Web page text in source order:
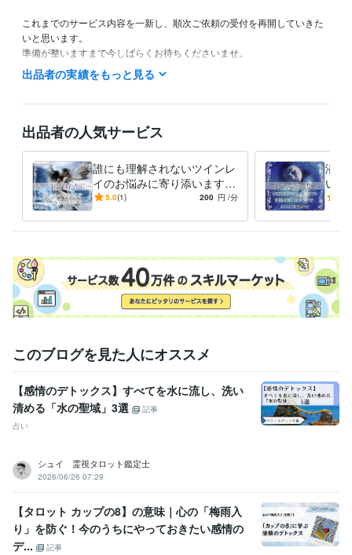
これまでのサービス内容を一新し、順次ご依頼の受付を再開していきた
いと思います。
準備が整いますまで今しばらくお待ちくださいませ。
必要としてくださるご依頼者さまに、今まで以上に寄り添ったサービス
どうぞよろしくお願い致します。
華美
資格・検定
レイキ・ヒーリング・ファースト・ディグリー 取得年 : 2006年
レイキ・ヒーリング・セカンド・ディグリー 取得年 : 2006年
レイキ・ヒーリング・サード・ディグリー 取得年 : 2006年
マインドブロックバスター公認インストラクター 取得年 : 2012年
イーモアタッピングホームセラピスト 取得年 : 2012年
古伝レイキ開楽講座認定ヒーラー 取得年 : 2012年
ファスティングセラピスト 取得年 : 2022年
悩み相談・カウンセリング 宇宙と繋がるインスピチャネリング
未来を引き寄せる潜在意識の書き換え 自己否定にはピリオド！心の
恋愛 結婚 人生 仕事 人間関係
自己否定 自己肯定感
チャネリング
お金 豊かさ ツインレイ
ソウルメイト
占い
引き寄せ
人生 起業 独立
出品者の実績をもっと見る
出品者の人気サービス
誰にも理解されないツインレ
イのお悩みに寄り添います
不倫・歳の差…、その辛い現
添います
5.0(1) 200 円 /分
潜在
い“
の事
方へ
このブログを見た人にオススメ
【感情のデトックス】すべてを水に流し、洗い
清める「水の聖域」3選
記事
占い
シュイ 霊視タロット鑑定士
2026/06/26 07:29
【タロット カップの8】の意味｜心の「梅雨入
り」を防ぐ！今のうちにやっておきたい感情の
デ...
記事